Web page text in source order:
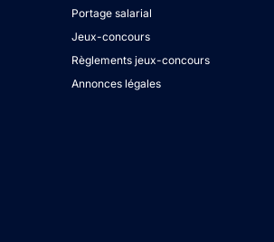
Portage salarial
Jeux-concours
Règlements jeux-concours
Annonces légales